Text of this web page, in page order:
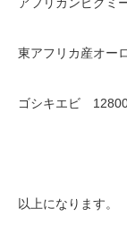
東アフリカ産オー
ゴシキエビ
以上になります。